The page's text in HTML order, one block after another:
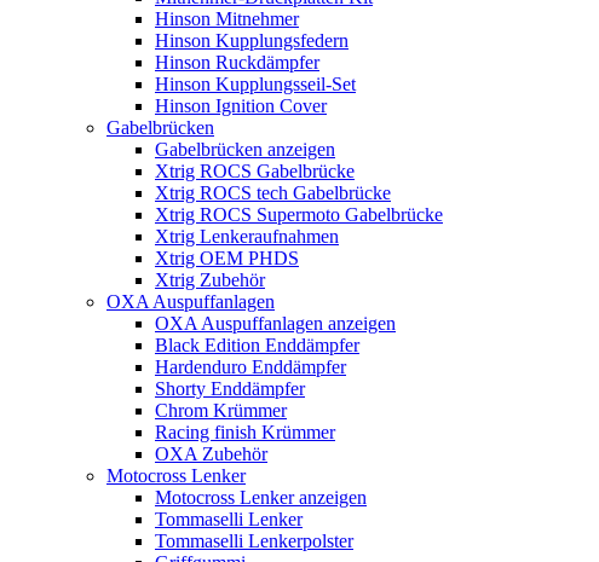
Hinson Mitnehmer
Hinson Kupplungsfedern
Hinson Ruckdämpfer
Hinson Kupplungsseil-Set
Hinson Ignition Cover
Gabelbrücken
Gabelbrücken anzeigen
Xtrig ROCS Gabelbrücke
Xtrig ROCS tech Gabelbrücke
Xtrig ROCS Supermoto Gabelbrücke
Xtrig Lenkeraufnahmen
Xtrig OEM PHDS
Xtrig Zubehör
OXA Auspuffanlagen
OXA Auspuffanlagen anzeigen
Black Edition Enddämpfer
Hardenduro Enddämpfer
Shorty Enddämpfer
Chrom Krümmer
Racing finish Krümmer
OXA Zubehör
Motocross Lenker
Motocross Lenker anzeigen
Tommaselli Lenker
Tommaselli Lenkerpolster